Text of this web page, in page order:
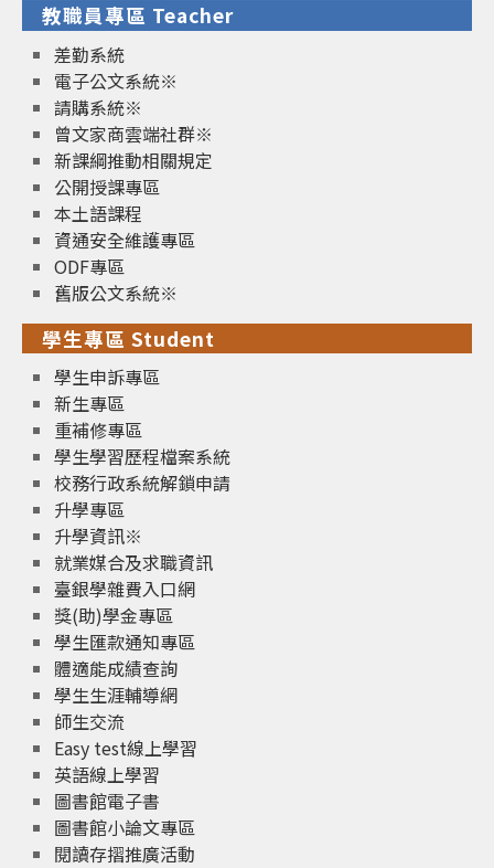
教職員專區 Teacher
差勤系統
電子公文系統※
請購系統※
曾文家商雲端社群※
新課綱推動相關規定
公開授課專區
本土語課程
資通安全維護專區
ODF專區
舊版公文系統※
學生專區 Student
學生申訴專區
新生專區
重補修專區
學生學習歷程檔案系統
校務行政系統解鎖申請
升學專區
升學資訊※
就業媒合及求職資訊
臺銀學雜費入口網
獎(助)學金專區
學生匯款通知專區
體適能成績查詢
學生生涯輔導網
師生交流
Easy test線上學習
英語線上學習
圖書館電子書
圖書館小論文專區
閱讀存摺推廣活動